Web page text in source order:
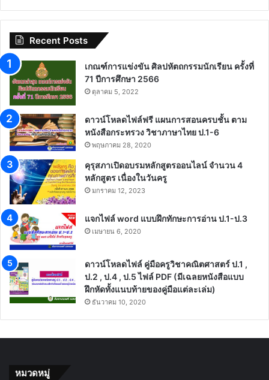
Recent Posts
เกณฑ์การแข่งขัน ศิลปหัตถกรรมนักเรียน ครั้งที่
71 ปีการศึกษา 2566
ตุลาคม 5, 2022
ดาวน์โหลดไฟล์ฟรี แผนการสอนครบชั้น ตาม
หนังสือกระทรวง วิชาภาษาไทย ป.1-6
พฤษภาคม 28, 2020
คุรุสภาเปิดอบรมหลักสูตรออนไลน์ จำนวน 4
หลักสูตร เนื่องในวันครู
มกราคม 12, 2023
แจกไฟล์ word แบบฝึกทักษะการอ่าน ป.1-ป.3
เมษายน 6, 2020
ดาวน์โหลดไฟล์ คู่มือครูวิชาคณิตศาสตร์ ป.1 ,
ป.2 , ป.4 , ป.5 ไฟล์ PDF (มีเฉลยหนังสือแบบ
ฝึกหัดทั้งแนบท้ายของคู่มือแต่ละเล่ม)
ธันวาคม 10, 2020
หมวดหมู่